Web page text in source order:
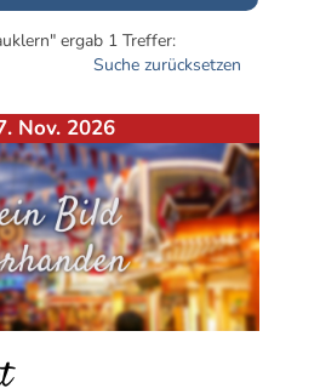
ergab 1 Treffer:
Suche zurücksetzen
Nov. 2026